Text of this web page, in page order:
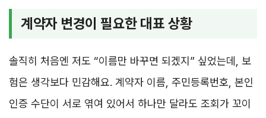
계약자 변경이 필요한 대표 상황
솔직히 처음엔 저도 “이름만 바꾸면 되겠지” 싶었는데, 보
험은 생각보다 민감해요. 계약자 이름, 주민등록번호, 본인
인증 수단이 서로 엮여 있어서 하나만 달라도 조회가 꼬이